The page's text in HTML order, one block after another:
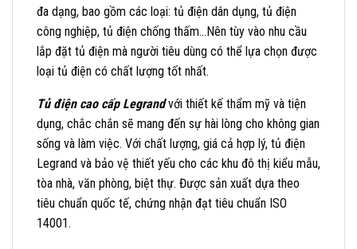
đa dạng, bao gồm các loại: tủ điện dân dụng, tủ điện
công nghiệp, tủ điện chống thấm…Nên tùy vào nhu cầu
lắp đặt tủ điện mà người tiêu dùng có thể lựa chọn được
loại tủ điện có chất lượng tốt nhất.
Tủ điện cao cấp Legrandvới thiết kế thẩm mỹ và tiện
dụng, chắc chắn sẽ mang đến sự hài lòng cho không gian
sống và làm việc. Với chất lượng, giá cả hợp lý, tủ điện
Legrand và bảo vệ thiết yếu cho các khu đô thị kiểu mẫu,
tòa nhà, văn phòng, biệt thự. Được sản xuất dựa theo
tiêu chuẩn quốc tế, chứng nhận đạt tiêu chuẩn ISO
14001.